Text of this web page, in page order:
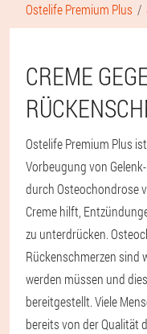
Ostelife Premium Plus
CREME
Ostelife Premium Plus
Vorbeugung von
durch Osteochondrose
Creme hilft,
zu unterdrücken.
Rückenschmerzen sind
werden müssen und
bereitgestellt. Viele
bereits von der Qualität